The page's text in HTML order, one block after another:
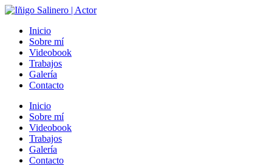
Inicio
Sobre mí
Videobook
Trabajos
Galería
Contacto
Inicio
Sobre mí
Videobook
Trabajos
Galería
Contacto